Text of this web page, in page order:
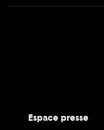
Espace presse